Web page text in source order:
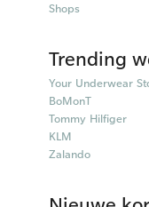
Shops
Trending
Your Underwear
BoMonT
Tommy Hilfiger
KLM
Zalando